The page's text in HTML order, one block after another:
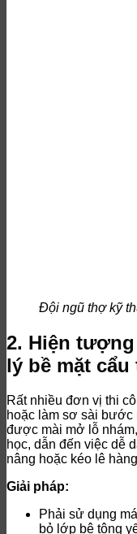
Đội ngũ thợ kỹ
2. Hiện
lý bề mặt cẩu
Rất nhiều đơn vị thi
hoặc làm sơ sài bước
được mài mở lỗ
học, dẫn đến việc dễ
nâng hoặc kéo lê
Giải pháp:
Phải sử dụng
bỏ lớp bê tông